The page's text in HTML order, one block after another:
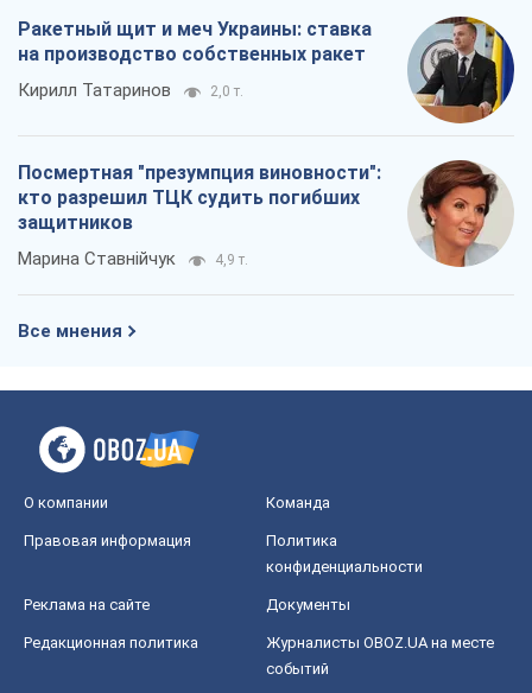
Ракетный щит и меч Украины: ставка
на производство собственных ракет
Кирилл Татаринов 2,0 т.
Посмертная "презумпция виновности":
кто разрешил ТЦК судить погибших
защитников
Марина Ставнійчук 4,9 т.
Все мнения
О компании Команда
Правовая информация
Политика
конфиденциальности
Реклама на сайте Документы
Редакционная политика
Журналисты OBOZ.UA на месте
событий